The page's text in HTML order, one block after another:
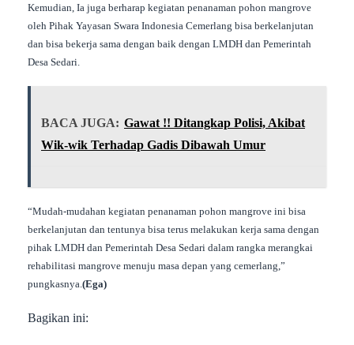
Kemudian, Ia juga berharap kegiatan penanaman pohon mangrove
oleh Pihak Yayasan Swara Indonesia Cemerlang bisa berkelanjutan
dan bisa bekerja sama dengan baik dengan LMDH dan Pemerintah
Desa Sedari.
BACA JUGA: Gawat !! Ditangkap Polisi, Akibat
Wik-wik Terhadap Gadis Dibawah Umur
“Mudah-mudahan kegiatan penanaman pohon mangrove ini bisa
berkelanjutan dan tentunya bisa terus melakukan kerja sama dengan
pihak LMDH dan Pemerintah Desa Sedari dalam rangka merangkai
rehabilitasi mangrove menuju masa depan yang cemerlang,”
pungkasnya.(Ega)
Bagikan ini: